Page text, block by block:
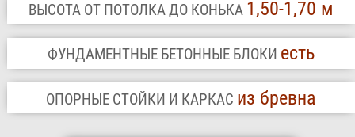
ВЫСОТА ОТ ПОТОЛКА ДО КОНЬКА 1,50-1,70 м
ФУНДАМЕНТНЫЕ БЕТОННЫЕ БЛОКИ есть
ОПОРНЫЕ СТОЙКИ И КАРКАС из бревна